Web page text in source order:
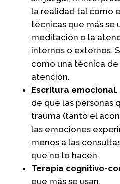
la realidad tal como
técnicas que más se
meditación o la
internos o externos.
como una técnica
atención.
Escritura emocional.
de que las personas
trauma (tanto el
las emociones
menos a las
que no lo hacen.
Terapia cognitivo-
que más se usan.